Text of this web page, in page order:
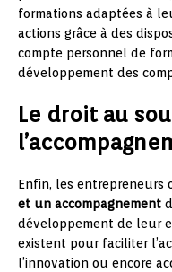
formations adaptées à
actions grâce à des
compte personnel de
développement des
Le droit au
Enfin, les entrepreneurs
et un accompagnement
développement de leur
existent pour faciliter
l’innovation ou encore